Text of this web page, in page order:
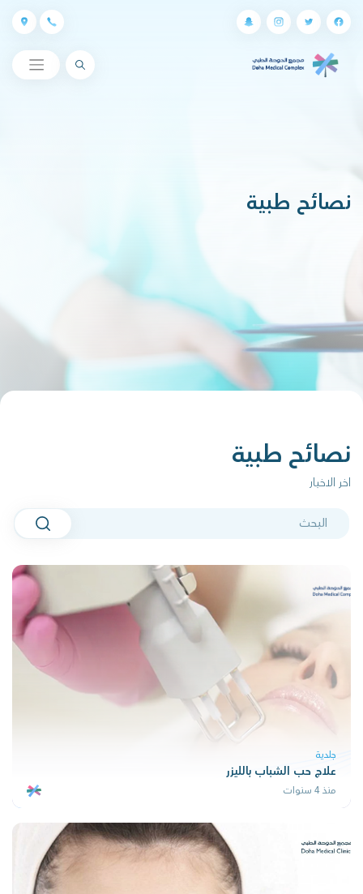
البحث
نصائح طبية
نصائح طبية
اخر الاخبار
جلدية
علاج حب الشباب بالليزر
منذ 4 سنوات